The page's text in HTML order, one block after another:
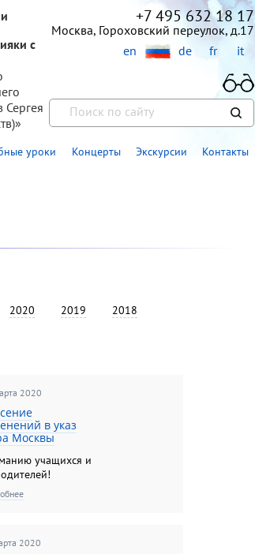
с
Сергея
+7 495 632 18 17
Москва, Гороховский переулок, д.17
en
de fr it
уроки Концерты Экскурсии Контакты
2020 2019
2018
2020
в указ
Москвы
учащихся и
2020